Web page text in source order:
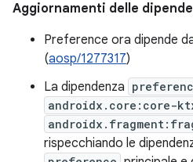
Aggiornamenti delle
Preference ora dipende
(aosp/1277317)
La dipendenza
androidx.core:core-
rispecchiando le